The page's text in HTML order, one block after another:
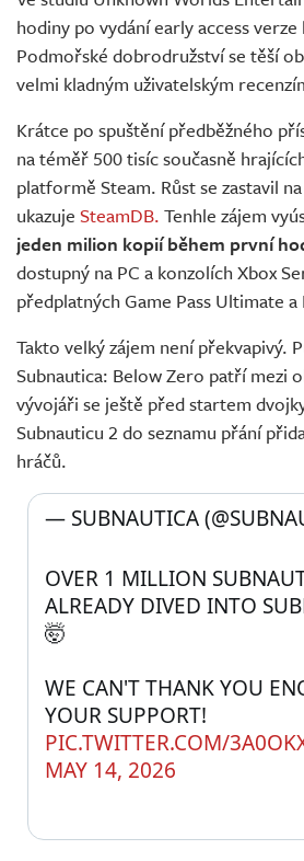
Živě
hodiny po vydání early access verze
Podmořské dobrodružství se těší
velmi kladným uživatelským
Krátce po spuštění předběžného
na téměř 500 tisíc současně
platformě Steam. Růst se zastavil
ukazuje SteamDB. Tenhle zájem
jeden milion kopií během první
dostupný na PC a konzolích Xbox
předplatných Game Pass Ultimate a
Takto velký zájem není překvapivý.
Subnautica: Below Zero patří mezi
vývojáři se ještě před startem
Subnauticu 2 do seznamu přání
hráčů.
OVER 1 MILLION
ALREADY DIVED INTO
🤯
WE CAN'T THANK YOU
PIC.TWITTER.COM/
— SUBNAUTICA
MAY 14, 2026